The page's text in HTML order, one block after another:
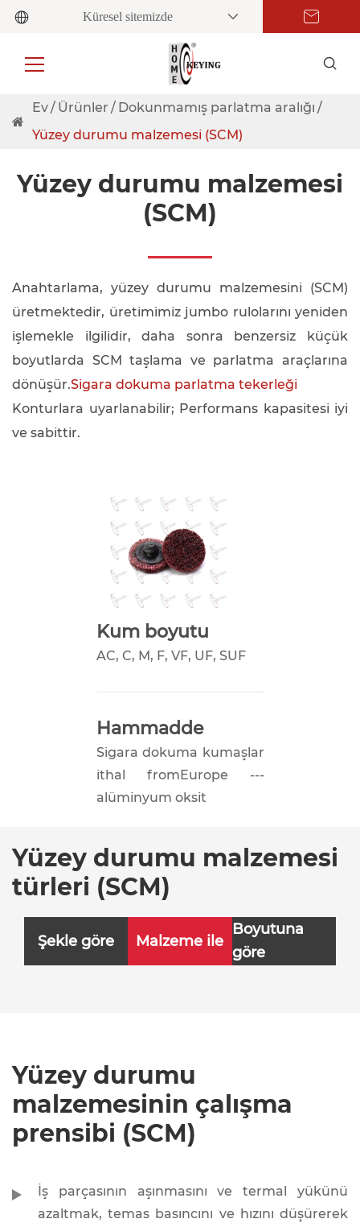
Küresel sitemizde
Ev Ürünler
Dokunmamış parlatma aralığı
Yüzey durumu malzemesi (SCM)
Yüzey durumu malzemesi
(SCM)
Anahtarlama, yüzey durumu malzemesini (SCM)
üretmektedir, üretimimiz jumbo rulolarını yeniden
işlemekle ilgilidir, daha sonra benzersiz küçük
boyutlarda SCM taşlama ve parlatma araçlarına
dönüşür.Sigara dokuma parlatma tekerleği
Konturlara uyarlanabilir; Performans kapasitesi iyi
ve sabittir.
Kum boyutu
AC, C, M, F, VF, UF, SUF
Hammadde
Sigara dokuma kumaşlar
ithal fromEurope ---
alüminyum oksit
Yüzey durumu malzemesi
türleri (SCM)
Şekle göre Malzeme ile
Boyutuna
göre
Yüzey durumu
malzemesinin çalışma
prensibi (SCM)
İş parçasının aşınmasını ve termal yükünü
azaltmak, temas basıncını ve hızını düşürerek